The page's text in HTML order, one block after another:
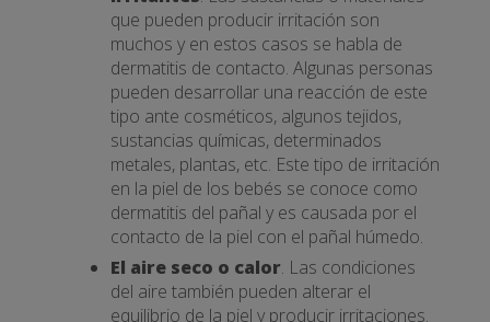
que pueden producir irritación son
muchos y en estos casos se habla de
dermatitis de contacto. Algunas personas
pueden desarrollar una reacción de este
tipo ante cosméticos, algunos tejidos,
sustancias químicas, determinados
metales, plantas, etc. Este tipo de irritación
en la piel de los bebés se conoce como
dermatitis del pañal y es causada por el
contacto de la piel con el pañal húmedo.
El aire seco o calor. Las condiciones
del aire también pueden alterar el
equilibrio de la piel y producir irritaciones.